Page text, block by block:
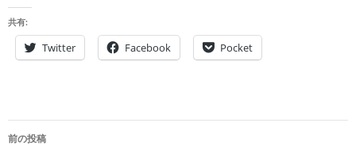
共有:
Twitter Facebook Pocket
投
前の投稿